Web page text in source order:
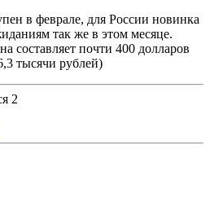
в феврале, для России новинка
так же в этом месяце.
составляет почти 400 долларов
тысячи рублей)
2